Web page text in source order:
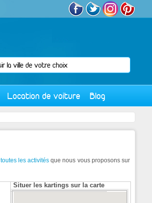
Location de voiture Blog
toutes les activités que nous vous proposons sur
Situer les kartings sur la carte